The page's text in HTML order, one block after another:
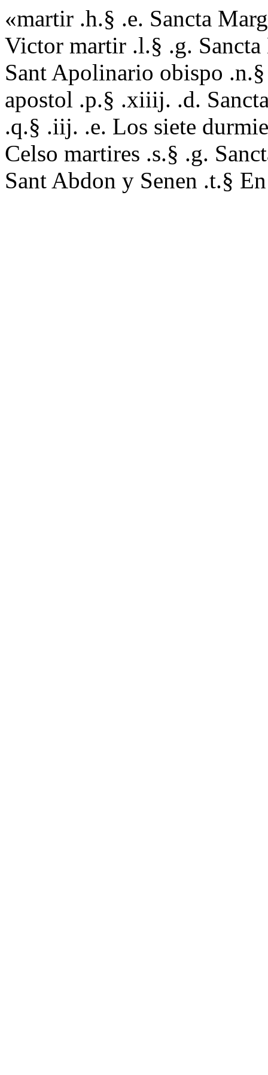
«martir .h.§ .e. Sancta
Victor martir .l.§ .g.
Sant Apolinario obispo
apostol .p.§ .xiiij. .d.
.q.§ .iij. .e. Los siete
Celso martires .s.§ .g.
Sant Abdon y Senen .t.§